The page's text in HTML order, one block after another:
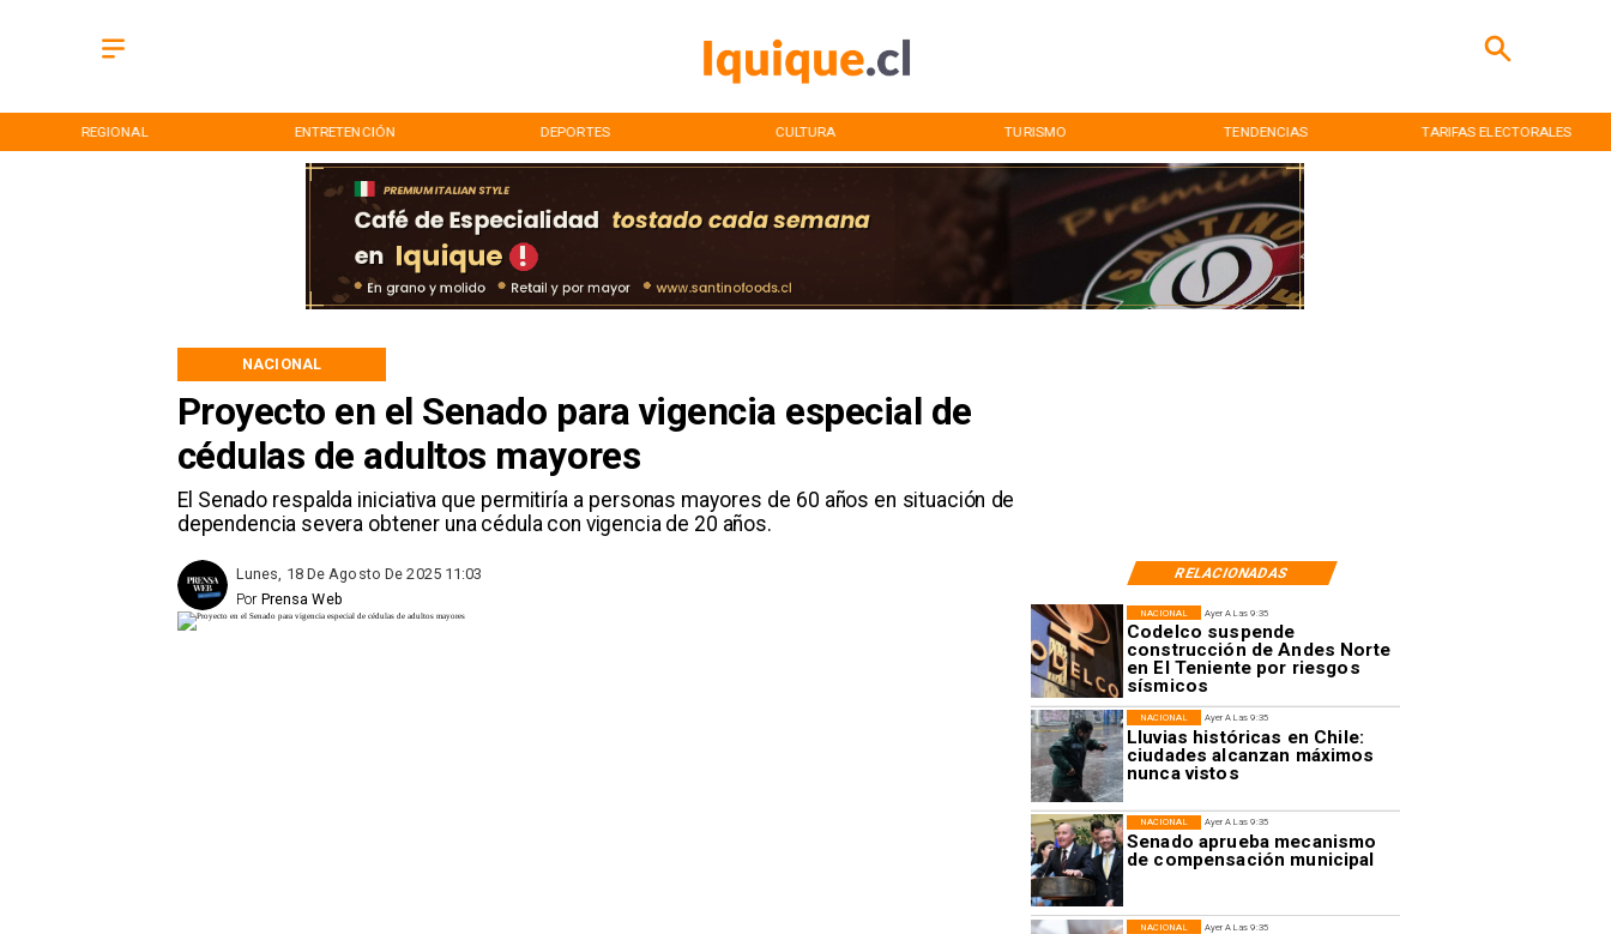
REGIONAL ENTRETENCIÓN DEPORTES CULTURA TURISMO TENDENCIAS TARIFAS ELECTORALES
Proyecto en el Senado para vigencia especial de
cédulas de adultos mayores
El Senado respalda iniciativa que permitiría a personas mayores de 60 años en situación de
dependencia severa obtener una cédula con vigencia de 20 años.
NACIONAL
RELACIONADAS
Lunes, 18 De Agosto De 2025 11:03
Prensa Web
Por
Ayer A Las 9:35
Codelco suspende
construcción de Andes Norte
en El Teniente por riesgos
sísmicos
NACIONAL
Ayer A Las 9:35
Lluvias históricas en Chile:
ciudades alcanzan máximos
nunca vistos
NACIONAL
Ayer A Las 9:35
Senado aprueba mecanismo
de compensación municipal
NACIONAL
Ayer A Las 9:35
NACIONAL